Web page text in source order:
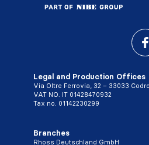
Legal and Production Offices
Via Oltre Ferrovia, 32 – 33033
VAT NO. IT 01428470932
Tax no. 01142230299
Branches
Rhoss Deutschland GmbH